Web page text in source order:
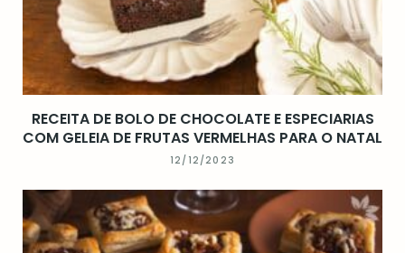
RECEITA DE BOLO DE CHOCOLATE E ESPECIARIAS
COM GELEIA DE FRUTAS VERMELHAS PARA O NATAL
12/12/2023